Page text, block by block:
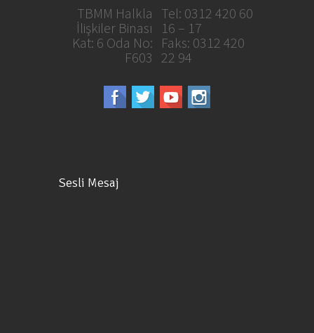
Tel: 0312 420 60
16 – 17
Faks: 0312 420
22 94
TBMM Halkla
İlişkiler Binası
Kat: 6 Oda No:
F603
Sesli Mesaj